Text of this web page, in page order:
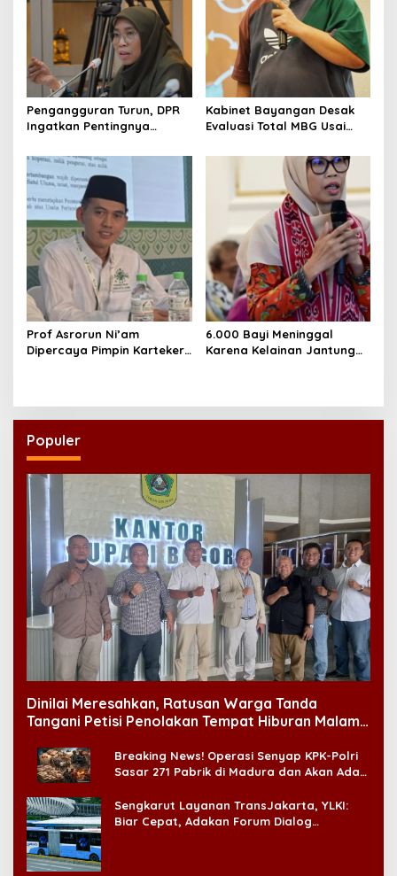
Pengangguran Turun, DPR
Ingatkan Pentingnya
yang Layak
Kabinet Bayangan Desak
Evaluasi Total MBG Usai
Massal
Prof Asrorun Ni’am
Dipercaya Pimpin Karteker
6.000 Bayi Meninggal
Karena Kelainan Jantung
Populer
Dinilai Meresahkan, Ratusan Warga Tanda
Tangani Petisi Penolakan Tempat Hiburan Malam
Breaking News! Operasi Senyap KPK-Polri
Sasar 271 Pabrik di Madura dan Akan Ada
Sengkarut Layanan TransJakarta, YLKI:
Biar Cepat, Adakan Forum Dialog